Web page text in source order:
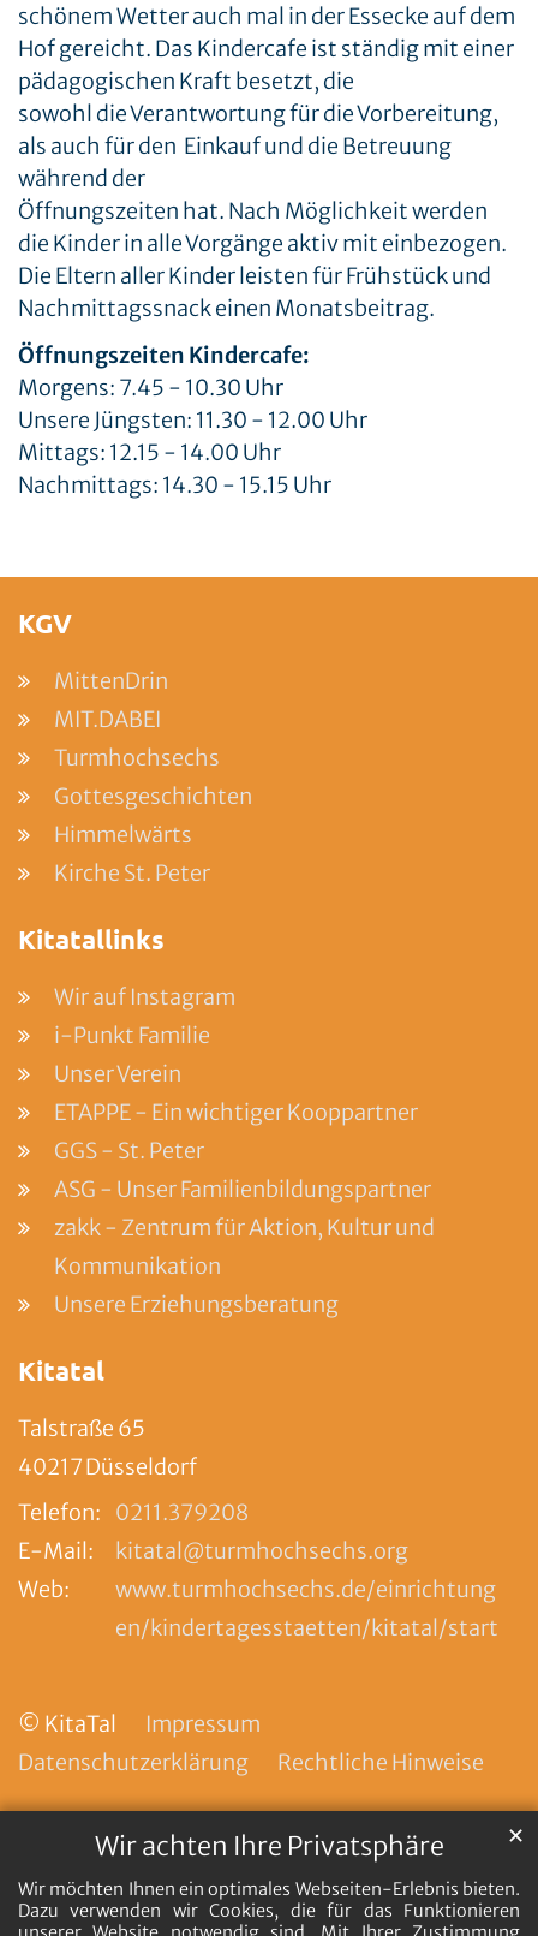
Wir achten Ihre Privatsphäre
Wir möchten Ihnen ein optimales Webseiten-Erlebnis bieten.
Dazu verwenden wir Cookies, die für das Funktionieren
✕
schönem Wetter auch mal in der Essecke auf dem
Hof gereicht. Das Kindercafe ist ständig mit einer
pädagogischen Kraft besetzt, die
sowohl die Verantwortung für die Vorbereitung,
als auch für den Einkauf und die Betreuung
während der
Öffnungszeiten hat. Nach Möglichkeit werden
die Kinder in alle Vorgänge aktiv mit einbezogen.
Die Eltern aller Kinder leisten für Frühstück und
Nachmittagssnack einen Monatsbeitrag.
Öffnungszeiten Kindercafe:
Morgens: 7.45 - 10.30 Uhr
Unsere Jüngsten: 11.30 - 12.00 Uhr
Mittags: 12.15 - 14.00 Uhr
Nachmittags: 14.30 - 15.15 Uhr
KGV
MittenDrin
MIT.DABEI
Turmhochsechs
Gottesgeschichten
Himmelwärts
Kirche St. Peter
Kitatallinks
Wir auf Instagram
i-Punkt Familie
Unser Verein
ETAPPE - Ein wichtiger Kooppartner
GGS - St. Peter
ASG - Unser Familienbildungspartner
zakk - Zentrum für Aktion, Kultur und
Kommunikation
Unsere Erziehungsberatung
Kitatal
Talstraße 65
40217Düsseldorf
Telefon:
0211.379208
E-Mail:
kitatal@turmhochsechs.org
Web:
www.turmhochsechs.de/einrichtung
en/kindertagesstaetten/kitatal/start
© KitaTal
Impressum
Datenschutzerklärung
Rechtliche Hinweise